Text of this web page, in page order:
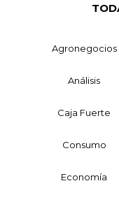
Agronegocios
Análisis
Caja Fuerte
Consumo
Economía